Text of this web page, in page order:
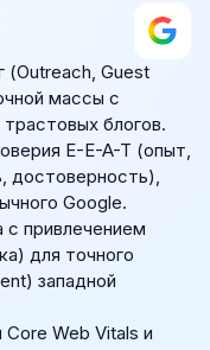
(Outreach, Guest
массы с
блогов.
E-E-A-T (опыт,
достоверность),
Google.
с привлечением
для точного
западной
Web Vitals и